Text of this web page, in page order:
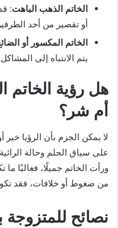
الخاتم الذهب الباهت:
أو تقصير من أحد
الخاتم المكسور أو
يتم الانتباه إلى
هل رؤية الخاتم
أم شر؟
لا يمكن الجزم بأن الرؤيا
على سياق الحلم وحالة
ورأت الخاتم جميلًا، فغالبًا ما
من ضغوط أو خلافات، فقد تكون
نصائح للمتزوجة